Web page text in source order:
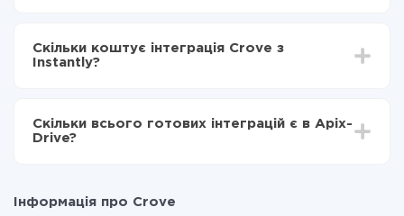
Crove в Instantly
становити від 5-ти до 30-хвилин. У середньому
налаштування займає 10-15 хвилин.
Скільки коштує інтеграція Crove з
Instantly?
Ви оплачуєте лише кількість даних, які за фактом
передаються з однієї вашої системи в іншу через
при необхідності. Детальніше про
Скільки всього готових інтеграцій є в Apix-
Drive?
Інформація про Crove